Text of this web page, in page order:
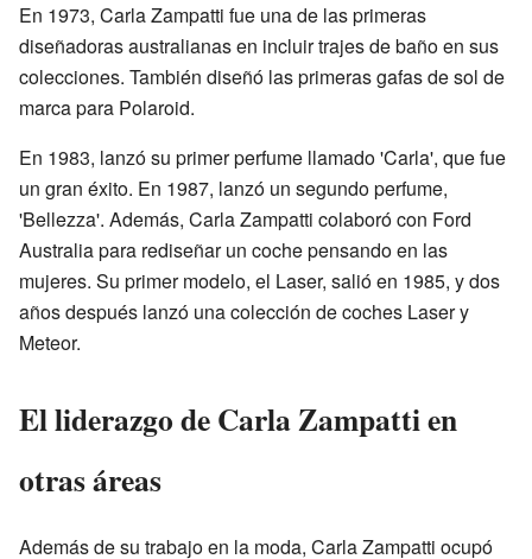
En 1973, Carla Zampatti fue una de las primeras
diseñadoras australianas en incluir trajes de baño en sus
colecciones. También diseñó las primeras gafas de sol de
marca para Polaroid.
En 1983, lanzó su primer perfume llamado 'Carla', que fue
un gran éxito. En 1987, lanzó un segundo perfume,
'Bellezza'. Además, Carla Zampatti colaboró con Ford
Australia para rediseñar un coche pensando en las
mujeres. Su primer modelo, el Laser, salió en 1985, y dos
años después lanzó una colección de coches Laser y
Meteor.
El liderazgo de Carla Zampatti en
otras áreas
Además de su trabajo en la moda, Carla Zampatti ocupó